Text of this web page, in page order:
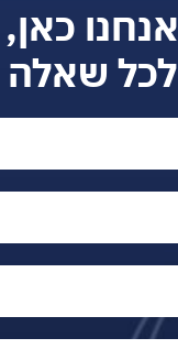
אנחנו כאן,
לכל שאלה